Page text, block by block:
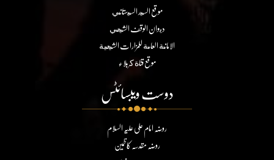
موقع السيد السيستاني
ديوان الوقف الشيعي
الامانة العامة للمزارات الشيعية
موقع قناة كربلاء
دوست ویبسائٹس
روضہ امام علی علیہ السلام
روضہ مقدسہ کاظمین